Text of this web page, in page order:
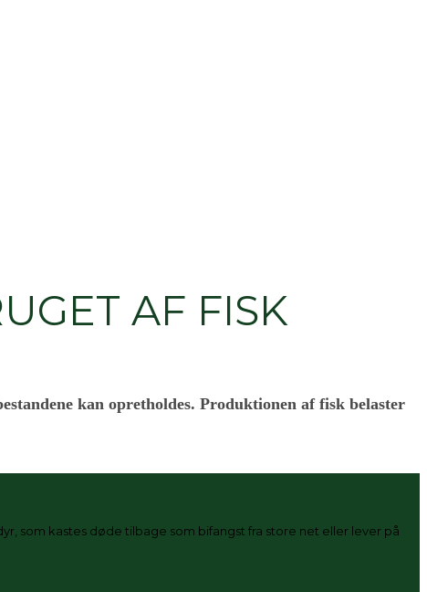
AF FISK
kan opretholdes. Produktionen af fisk belaster
som kastes døde tilbage som bifangst fra store net eller lever på